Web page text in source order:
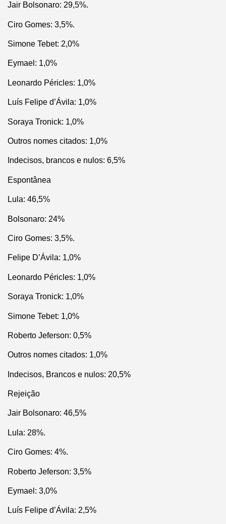
Jair Bolsonaro: 29,5%.
Ciro Gomes: 3,5%.
Simone Tebet: 2,0%
Eymael: 1,0%
Leonardo Péricles: 1,0%
Luís Felipe d’Ávila: 1,0%
Soraya Tronick: 1,0%
Outros nomes citados: 1,0%
Indecisos, brancos e nulos: 6,5%
Espontânea
Lula: 46,5%
Bolsonaro: 24%
Ciro Gomes: 3,5%.
Felipe D’Ávila: 1,0%
Leonardo Péricles: 1,0%
Soraya Tronick: 1,0%
Simone Tebet: 1,0%
Roberto Jeferson: 0,5%
Outros nomes citados: 1,0%
Indecisos, Brancos e nulos: 20,5%
Rejeição
Jair Bolsonaro: 46,5%
Lula: 28%.
Ciro Gomes: 4%.
Roberto Jeferson: 3,5%
Eymael: 3,0%
Luís Felipe d’Ávila: 2,5%